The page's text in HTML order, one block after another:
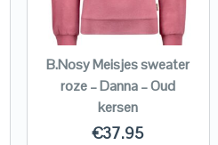
B.Nosy Meisjes sweater
roze – Danna – Oud
kersen
€37.95